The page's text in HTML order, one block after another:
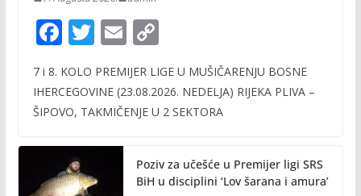
F
e
b
o
k
T
itt
er
E
ai
l
C
p
y
n
k
7 i 8. KOLO PREMIJER LIGE U MUŠIČARENJU BOSNE
IHERCEGOVINE (23.08.2026. NEDELJA) RIJEKA PLIVA –
ŠIPOVO, TAKMIČENJE U 2 SEKTORA
Poziv za učešće u Premijer ligi SRS
BiH u disciplini ‘Lov šarana i amura’